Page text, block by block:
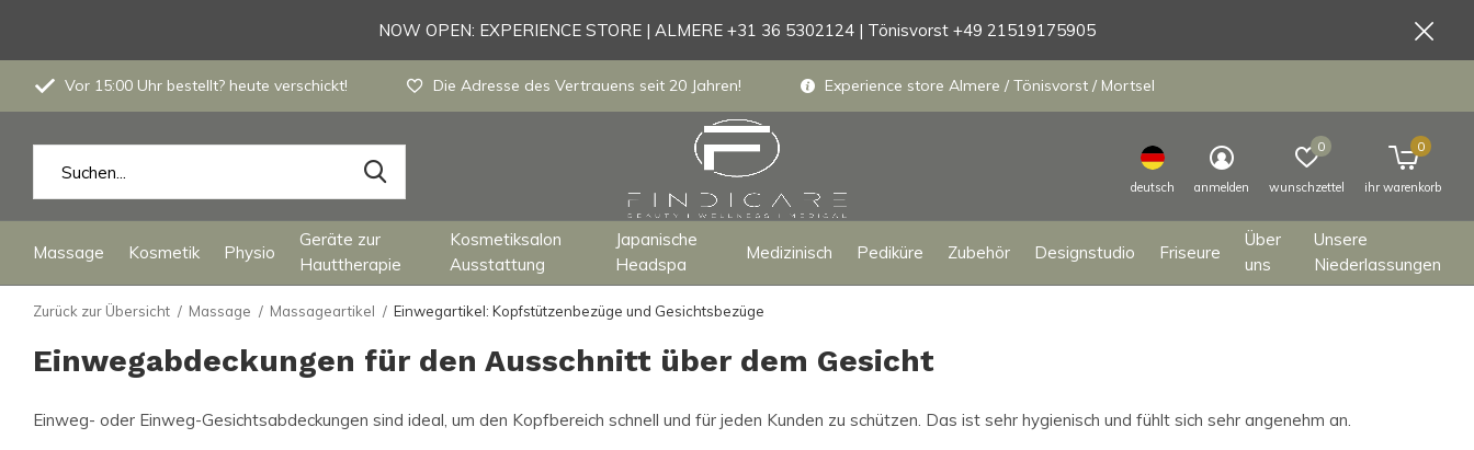
Massage Kosmetik Physio
Geräte zur
Hauttherapie
Kosmetiksalon
Ausstattung
Japanische
Headspa
Medizinisch Pediküre Zubehör Designstudio Friseure
Über
uns
Unsere
Niederlassungen
deutsch anmelden wunschzettel
0
ihr warenkorb
0
Vor 15:00 Uhr bestellt? heute verschickt! Die Adresse des Vertrauens seit 20 Jahren! Experience store Almere / Tönisvorst / Mortsel
NOW OPEN: EXPERIENCE STORE | ALMERE +31 36 5302124 | Tönisvorst +49 21519175905
Zurück zur Übersicht Massage Massageartikel Einwegartikel: Kopfstützenbezüge und Gesichtsbezüge
Einwegabdeckungen für den Ausschnitt über dem Gesicht
Einweg- oder Einweg-Gesichtsabdeckungen sind ideal, um den Kopfbereich schnell und für jeden Kunden zu schützen. Das ist sehr hygienisch und fühlt sich sehr angenehm an.